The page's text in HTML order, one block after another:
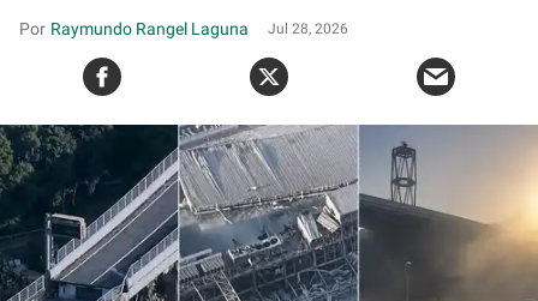
Raymundo Rangel Laguna Jul 28, 2026